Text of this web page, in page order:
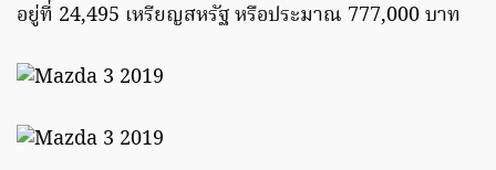
อยู่ที่ 24,495 เหรียญสหรัฐ หรือประมาณ 777,000 บาท